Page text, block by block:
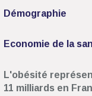
Démographie
Economie de la
L'obésité
11 milliards en